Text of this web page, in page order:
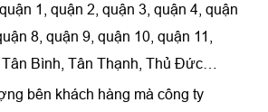
1, quận 2, quận 3, quận 4, quận
8, quận 9, quận 10, quận 11,
Bình, Tân Thạnh, Thủ Đức…
bên khách hàng mà công ty